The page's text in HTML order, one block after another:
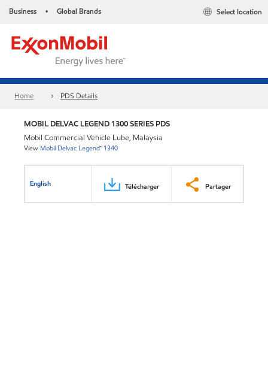
Business • Global Brands Select location
Home PDS Details
MOBIL DELVAC LEGEND 1300 SERIES PDS
Mobil Commercial Vehicle Lube, Malaysia
View Mobil Delvac Legend™ 1340
English Télécharger Partager